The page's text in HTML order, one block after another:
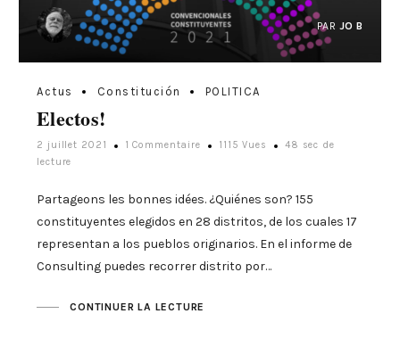
PAR JO B
Actus Constitución POLITICA
Electos!
2 juillet 2021 1 Commentaire 1115 Vues
48 sec de
lecture
Partageons les bonnes idées. ¿Quiénes son? 155
constituyentes elegidos en 28 distritos, de los cuales 17
representan a los pueblos originarios. En el informe de
Consulting puedes recorrer distrito por…
CONTINUER LA LECTURE